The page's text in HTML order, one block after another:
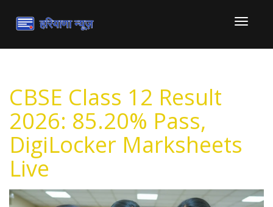
टॉगल
संचालित
CBSE Class 12 Result
2026: 85.20% Pass,
DigiLocker Marksheets
Live